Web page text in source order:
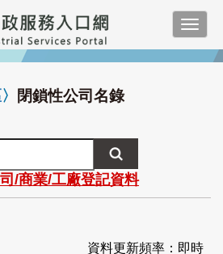
〉 閉鎖性公司名錄
/商業/工廠登記資料
資料更新頻率：即時